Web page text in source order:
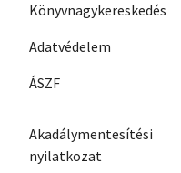
Könyvnagykereskedés
Adatvédelem
ÁSZF
Akadálymentesítési
nyilatkozat